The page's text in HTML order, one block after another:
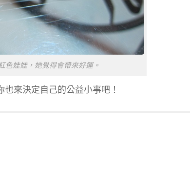
色娃娃，她覺得會帶來好運。
來決定自己的公益小事吧！